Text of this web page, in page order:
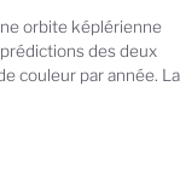
orbite képlérienne
des deux
couleur par année. La